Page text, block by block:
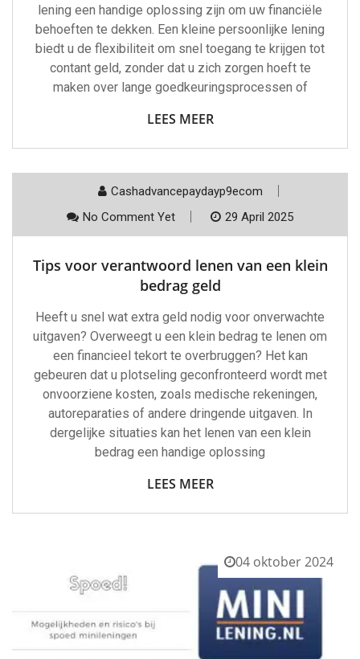
lening een handige oplossing zijn om uw financiële
behoeften te dekken. Een kleine persoonlijke lening
biedt u de flexibiliteit om snel toegang te krijgen tot
contant geld, zonder dat u zich zorgen hoeft te
maken over lange goedkeuringsprocessen of
LEES MEER
Cashadvancepaydayp9ecom
No Comment Yet
29 April 2025
Tips voor verantwoord lenen van een klein
bedrag geld
Heeft u snel wat extra geld nodig voor onverwachte
uitgaven? Overweegt u een klein bedrag te lenen om
een financieel tekort te overbruggen? Het kan
gebeuren dat u plotseling geconfronteerd wordt met
onvoorziene kosten, zoals medische rekeningen,
autoreparaties of andere dringende uitgaven. In
dergelijke situaties kan het lenen van een klein
bedrag een handige oplossing
LEES MEER
04 oktober 2024